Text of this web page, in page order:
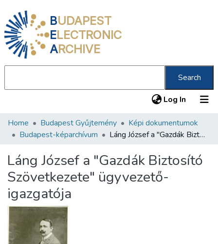
BUDAPEST
ELECTRONIC
ARCHIVE
Search
Log In (current)
Communities & Collections
Statistics
About us
Home Budapest Gyűjtemény
Képi dokumentumok
Budapest-képarchívum
Láng József a "Gazdák Biztosító Szövetkezete" ügyvezető-igazgatója
Láng József a "Gazdák Biztosító
Szövetkezete" ügyvezető-
igazgatója